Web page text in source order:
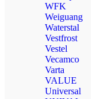
WFK
Weiguang
Waterstal
Vestfrost
Vestel
Vecamco
Varta
VALUE
Universal